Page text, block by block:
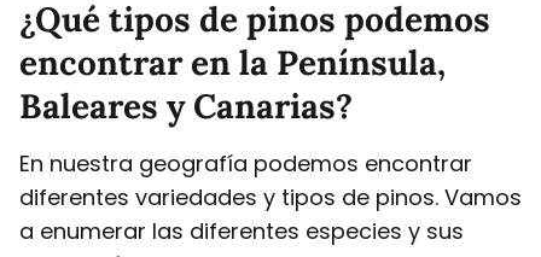
¿Qué tipos de pinos podemos
encontrar en la Península,
Baleares y Canarias?
En nuestra geografía podemos encontrar
diferentes variedades y tipos de pinos. Vamos
a enumerar las diferentes especies y sus